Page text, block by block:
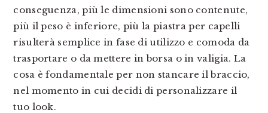
conseguenza, più le dimensioni sono contenute,
più il peso è inferiore, più la piastra per capelli
risulterà semplice in fase di utilizzo e comoda da
trasportare o da mettere in borsa o in valigia. La
cosa è fondamentale per non stancare il braccio,
nel momento in cui decidi di personalizzare il
tuo look.